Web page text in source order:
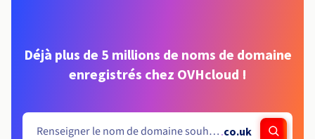
Déjà plus de 5 millions de noms de domaine
enregistrés chez OVHcloud !
.co.uk